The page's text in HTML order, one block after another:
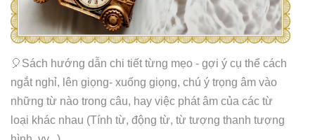
🎈Sách hướng dẫn chi tiết từng mẹo - gợi ý cụ thể cách
ngắt nghỉ, lên giọng- xuống giọng, chú ý trọng âm vào
những từ nào trong câu, hay việc phát âm của các từ
loại khác nhau (Tính từ, động từ, từ tượng thanh tượng